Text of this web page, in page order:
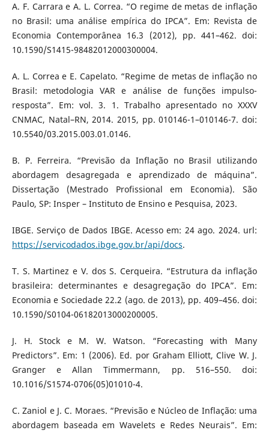
A. F. Carrara e A. L. Correa. “O regime de metas de inflação
no Brasil: uma análise empírica do IPCA”. Em: Revista de
Economia Contemporânea 16.3 (2012), pp. 441–462. doi:
10.1590/S1415-98482012000300004.
A. L. Correa e E. Capelato. “Regime de metas de inflação no
Brasil: metodologia VAR e análise de funções impulso-
resposta”. Em: vol. 3. 1. Trabalho apresentado no XXXV
CNMAC, Natal–RN, 2014. 2015, pp. 010146-1–010146-7. doi:
10.5540/03.2015.003.01.0146.
B. P. Ferreira. “Previsão da Inflação no Brasil utilizando
abordagem desagregada e aprendizado de máquina”.
Dissertação (Mestrado Profissional em Economia). São
Paulo, SP: Insper – Instituto de Ensino e Pesquisa, 2023.
IBGE. Serviço de Dados IBGE. Acesso em: 24 ago. 2024. url:
https://servicodados.ibge.gov.br/api/docs.
T. S. Martinez e V. dos S. Cerqueira. “Estrutura da inflação
brasileira: determinantes e desagregação do IPCA”. Em:
Economia e Sociedade 22.2 (ago. de 2013), pp. 409–456. doi:
10.1590/S0104-06182013000200005.
J. H. Stock e M. W. Watson. “Forecasting with Many
Predictors”. Em: 1 (2006). Ed. por Graham Elliott, Clive W. J.
Granger e Allan Timmermann, pp. 516–550. doi:
10.1016/S1574-0706(05)01010-4.
C. Zaniol e J. C. Moraes. “Previsão e Núcleo de Inflação: uma
abordagem baseada em Wavelets e Redes Neurais”. Em: